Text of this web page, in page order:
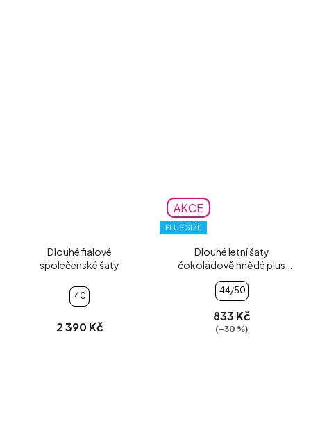
Dlouhé fialové
společenské šaty
40
2 390 Kč
AKCE
PLUS SIZE
Dlouhé letní šaty
čokoládově hnědé plus
size
44/50
833 Kč
(–30 %)